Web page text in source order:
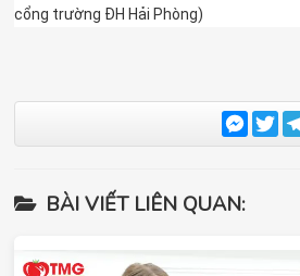
cổng trường ĐH Hải Phòng)
BÀI VIẾT LIÊN QUAN: